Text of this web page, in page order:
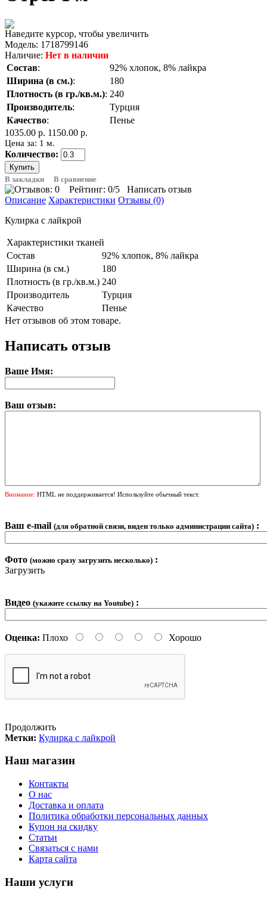
Наведите курсор, чтобы увеличить
Модель: 1718799146
Наличие: Нет в наличии
Состав:
92% хлопок, 8% лайкра
Ширина (в см.):
180
Плотность (в гр./кв.м.): 240
Производитель:
Турция
Качество:
Пенье
1035.00 р. 1150.00 р.
Цена за: 1 м.
Количество:
В закладки В сравнение
Рейтинг: 0/5
Написать отзыв
Описание Характеристики Отзывы (0)
Кулирка с лайкрой
Характеристики тканей
Состав
92% хлопок, 8% лайкра
Ширина (в см.)
180
Плотность (в гр./кв.м.) 240
Производитель
Турция
Качество
Пенье
Нет отзывов об этом товаре.
Написать отзыв
Ваше Имя:
Ваш отзыв:
Внимание: HTML не поддерживается! Используйте обычный текст.
Ваш e-mail (для обратной связи, виден только администрации сайта) :
Фото (можно сразу загрузить несколько) :
Загрузить
Видео (укажите ссылку на Youtube) :
Оценка: Плохо Хорошо
Продолжить
Метки: Кулирка с лайкрой
Наш магазин
Контакты
О нас
Доставка и оплата
Политика обработки персональных данных
Купон на скидку
Статьи
Связаться с нами
Карта сайта
Наши услуги